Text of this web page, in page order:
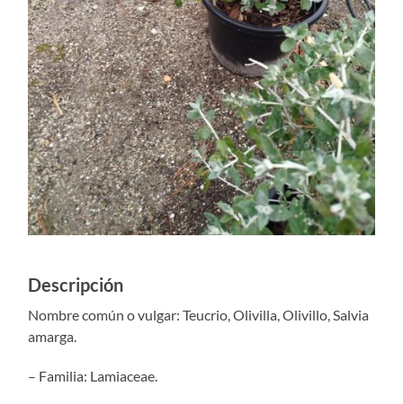
Descripción
Nombre común o vulgar: Teucrio, Olivilla, Olivillo, Salvia
amarga.
– Familia: Lamiaceae.